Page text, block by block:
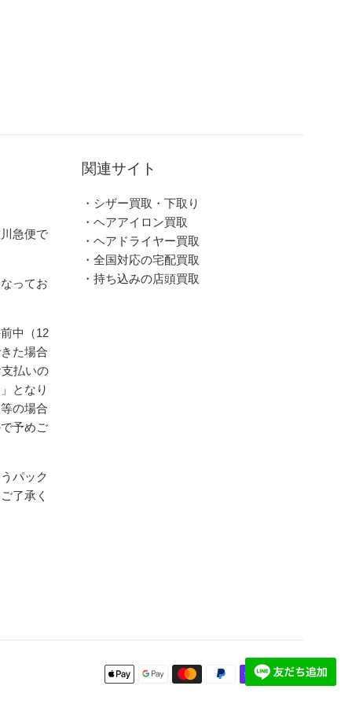
急便で
ってお
中（12
た場合
払いの
となり
の場合
予めご
パック
了承く
関連サイト
・シザー買取・下取り
・ヘアアイロン買取
・ヘアドライヤー買取
・全国対応の宅配買取
・持ち込みの店頭買取
お